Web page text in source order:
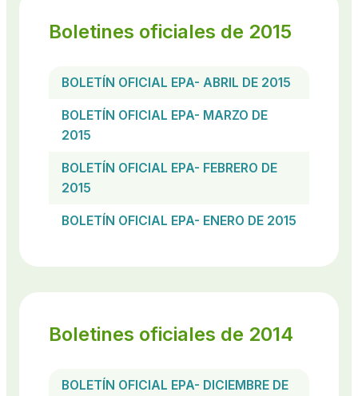
Boletines oficiales de 2015
BOLETÍN OFICIAL EPA- ABRIL DE 2015
BOLETÍN OFICIAL EPA- MARZO DE
2015
BOLETÍN OFICIAL EPA- FEBRERO DE
2015
BOLETÍN OFICIAL EPA- ENERO DE 2015
Boletines oficiales de 2014
BOLETÍN OFICIAL EPA- DICIEMBRE DE